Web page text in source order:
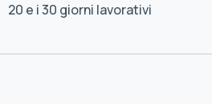
20 e i 30 giorni lavorativi